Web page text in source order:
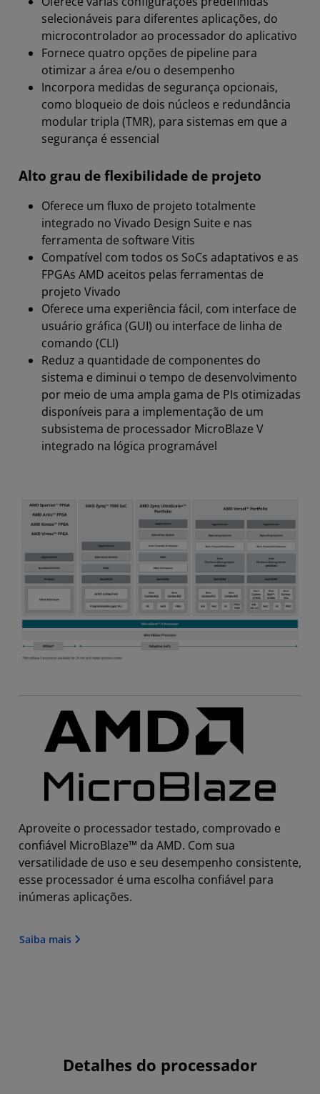
selecionáveis para diferentes aplicações, do
microcontrolador ao processador do aplicativo
Fornece quatro opções de pipeline para
otimizar a área e/ou o desempenho
Incorpora medidas de segurança opcionais,
como bloqueio de dois núcleos e redundância
modular tripla (TMR), para sistemas em que a
segurança é essencial
Alto grau de flexibilidade de projeto
Oferece um fluxo de projeto totalmente
integrado no Vivado Design Suite e nas
ferramenta de software Vitis
Compatível com todos os SoCs adaptativos e as
FPGAs AMD aceitos pelas ferramentas de
projeto Vivado
Oferece uma experiência fácil, com interface de
usuário gráfica (GUI) ou interface de linha de
comando (CLI)
Reduz a quantidade de componentes do
sistema e diminui o tempo de desenvolvimento
por meio de uma ampla gama de PIs otimizadas
disponíveis para a implementação de um
subsistema de processador MicroBlaze V
integrado na lógica programável
Aproveite o processador testado, comprovado e
confiável MicroBlaze™ da AMD. Com sua
versatilidade de uso e seu desempenho consistente,
esse processador é uma escolha confiável para
inúmeras aplicações.
Saiba mais
Detalhes do processador